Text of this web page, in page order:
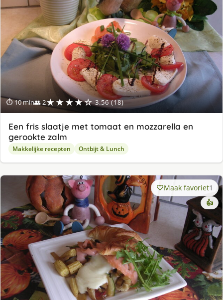
⏱ 10 min👥 2★★★★☆ 3.56 (18)
Een fris slaatje met tomaat en mozzarella en
gerookte zalm
Makkelijke recepten Ontbijt & Lunch
Maak favoriet1
👍